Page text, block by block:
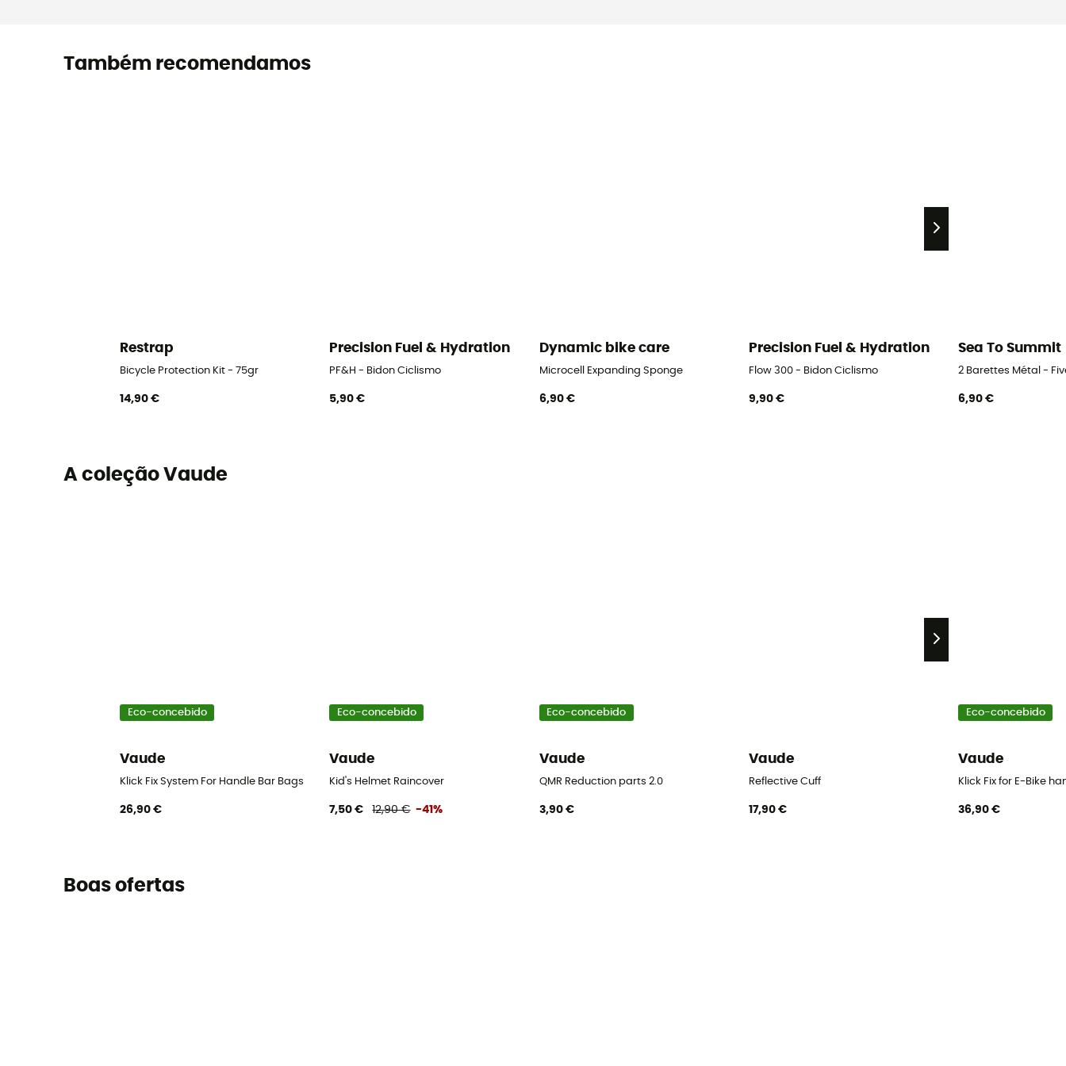
Também recomendamos
Restrap
Bicycle Protection Kit - 75gr
14,90 €
Precision Fuel & Hydration
PF&H - Bidon Ciclismo
5,90 €
Dynamic bike care
Microcell Expanding Sponge
6,90 €
Precision Fuel & Hydration
Flow 300 - Bidon Ciclismo
9,90 €
Sea To Summit
2 Barettes Métal -
6,90 €
A coleção Vaude
Eco-concebido
Vaude
Klick Fix System For Handle Bar Bags
26,90 €
Eco-concebido
Vaude
Kid's Helmet Raincover
7,50 € 12,90 € -41%
Eco-concebido
Vaude
QMR Reduction parts 2.0
3,90 €
Vaude
Reflective Cuff
17,90 €
Eco-concebido
Vaude
Klick Fix for E-Bike
36,90 €
Boas ofertas